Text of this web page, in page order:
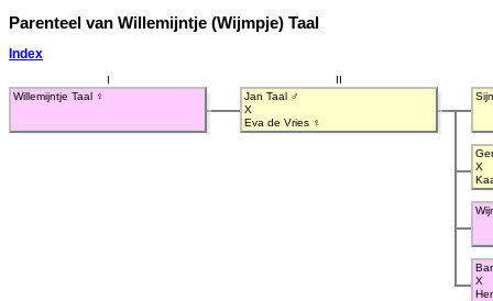
Parenteel van Willemijntje (Wijmpje) Taal
Index
X
X
Jan Taal ♂
X
Eva de Vries ♀
Willemijntje Taal ♀
I II